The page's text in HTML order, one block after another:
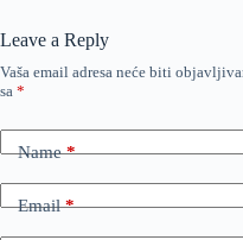
Leave a Reply
Vaša email adresa neće biti
sa *
Name*
Email*